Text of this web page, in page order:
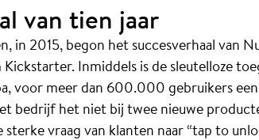
van tien jaar
in 2015, begon het succesverhaal van
Inmiddels is de sleutelloze
voor meer dan 600.000 gebruikers
bedrijf het niet bij twee nieuwe
sterke vraag van klanten naar “tap to